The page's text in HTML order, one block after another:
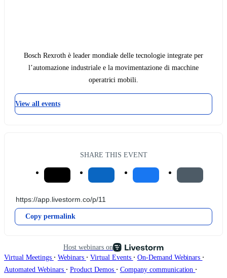
Bosch Rexroth è leader mondiale delle tecnologie integrate per
l’automazione industriale e la movimentazione di macchine
operatrici mobili.
View all events
SHARE THIS EVENT
Copy permalink
Host webinars on
Virtual Meetings ∙ Webinars ∙ Virtual Events ∙ On-Demand Webinars ∙
Automated Webinars ∙ Product Demos ∙ Company communication ∙